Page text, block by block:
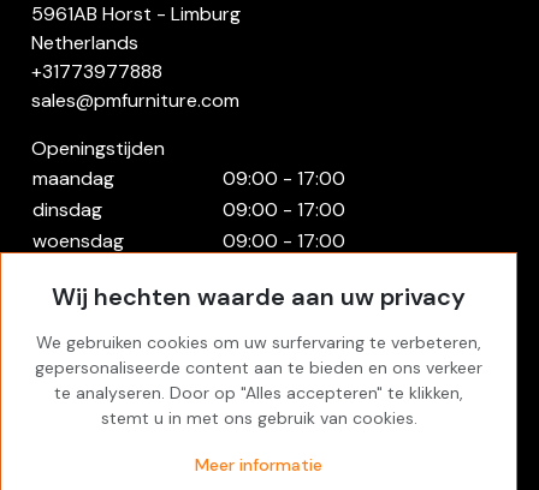
5961AB Horst - Limburg
Netherlands
+31773977888
sales@pmfurniture.com
Openingstijden
maandag
09:00 - 17:00
dinsdag
09:00 - 17:00
woensdag
09:00 - 17:00
vrijdag
09:00 - 17:00
zaterdag
Gesloten
zondag
Gesloten
Rekening
Inloggen
Wij hechten waarde aan uw privacy
We gebruiken cookies om uw surfervaring te verbeteren,
gepersonaliseerde content aan te bieden en ons verkeer
te analyseren. Door op "Alles accepteren" te klikken,
stemt u in met ons gebruik van cookies.
Meer informatie